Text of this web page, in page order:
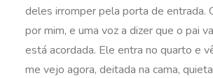
deles irromper pela porta de entrada.
por mim, e uma voz a dizer que o pai
está acordada. Ele entra no quarto e
me vejo agora, deitada na cama,